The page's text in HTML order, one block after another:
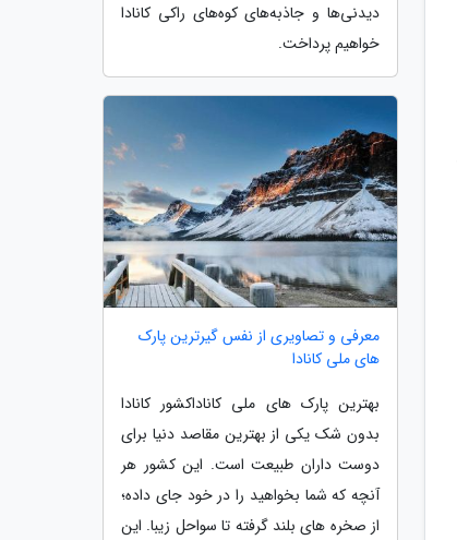
دیدنی‌ها و جاذبه‌های کوه‌های راکی کانادا
خواهیم پرداخت.
معرفی و تصاویری از نفس گیرترین پارک
های ملی کانادا
بهترین پارک های ملی کاناداکشور کانادا
بدون شک یکی از بهترین مقاصد دنیا برای
دوست داران طبیعت است. این کشور هر
آنچه که شما بخواهید را در خود جای داده؛
از صخره های بلند گرفته تا سواحل زیبا. این